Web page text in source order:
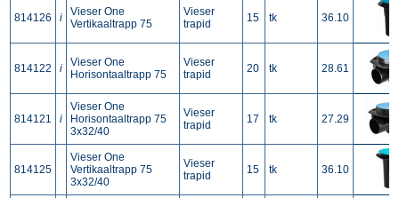
814126 i
Vieser One
Vertikaaltrapp 75
Vieser
trapid
15 tk 36.10
814122 i
Vieser One
Horisontaaltrapp 75
Vieser
trapid
20 tk 28.61
814121 i
Vieser One
Horisontaaltrapp 75
3x32/40
Vieser
trapid
17 tk 27.29
814125
Vieser One
Vertikaaltrapp 75
3x32/40
Vieser
trapid
15 tk 36.10